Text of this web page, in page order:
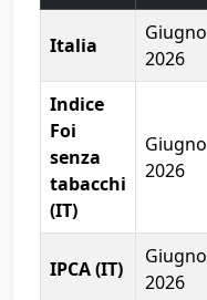
Italia
Giugno
2026
Indice
Foi
senza
tabacchi
(IT)
Giugno
2026
IPCA (IT)
Giugno
2026